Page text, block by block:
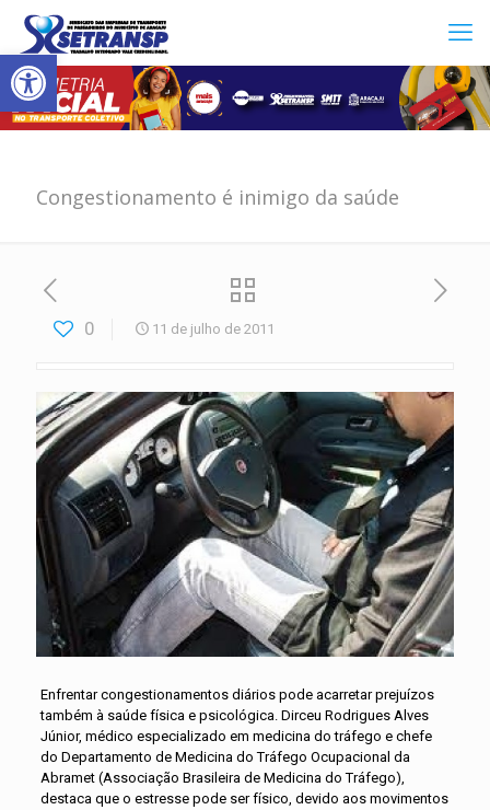
Abrir a barra de ferramentas
Congestionamento é inimigo da saúde
0 11 de julho de 2011
Enfrentar congestionamentos diários pode acarretar prejuízos
também à saúde física e psicológica. Dirceu Rodrigues Alves
Júnior, médico especializado em medicina do tráfego e chefe
do Departamento de Medicina do Tráfego Ocupacional da
Abramet (Associação Brasileira de Medicina do Tráfego),
destaca que o estresse pode ser físico, devido aos movimentos